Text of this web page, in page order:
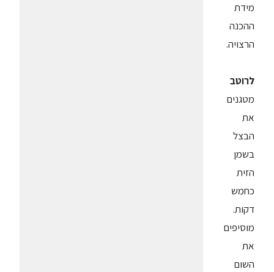
מידת
ההכנה
הרצויה.
לרוטב
מטגנים
את
הבצל
בשמן
הזית
כחמש
דקות.
מוסיפים
את
השום